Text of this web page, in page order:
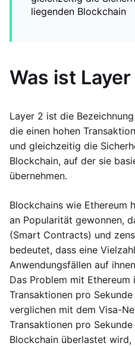
liegenden Blockchain
Was ist Layer
Layer 2 ist die
die einen hohen
und gleichzeitig die
Blockchain, auf der sie
übernehmen.
Blockchains wie Ethereum
an Popularität gewonnen,
(Smart Contracts) und
bedeutet, dass eine
Anwendungsfällen auf
Das Problem mit Ethereum
Transaktionen pro
verglichen mit dem Visa-
Transaktionen pro
Blockchain überlastet wird,